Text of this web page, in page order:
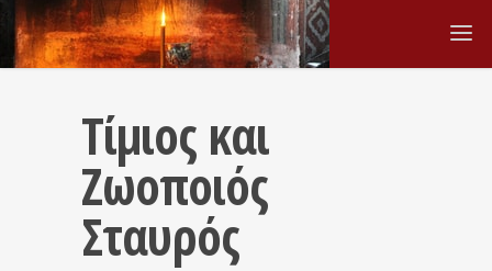
Τίμιος και
Ζωοποιός
Σταυρός